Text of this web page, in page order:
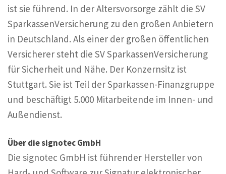
ist sie führend. In der Altersvorsorge zählt die SV
SparkassenVersicherung zu den großen Anbietern
in Deutschland. Als einer der großen öffentlichen
Versicherer steht die SV SparkassenVersicherung
für Sicherheit und Nähe. Der Konzernsitz ist
Stuttgart. Sie ist Teil der Sparkassen-Finanzgruppe
und beschäftigt 5.000 Mitarbeitende im Innen- und
Außendienst.
Über die signotec GmbH
Die signotec GmbH ist führender Hersteller von